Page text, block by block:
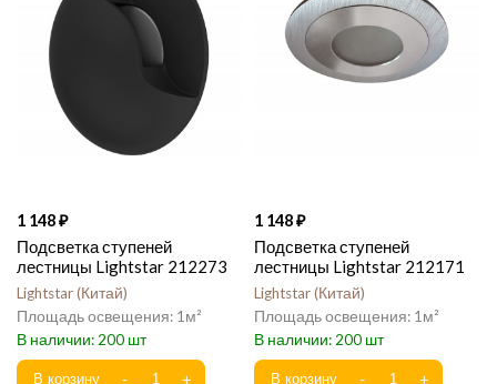
1 148
Подсветка ступеней
лестницы Lightstar 212273
Lightstar Китай
1
200
1 148
Подсветка ступеней
лестницы Lightstar 212171
Lightstar Китай
1
200